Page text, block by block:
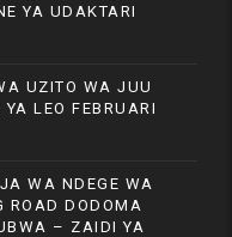
YA UDAKTARI
UZITO WA JUU
LEO FEBRUARI
WA NDEGE WA
ROAD DODOMA
– ZAIDI YA